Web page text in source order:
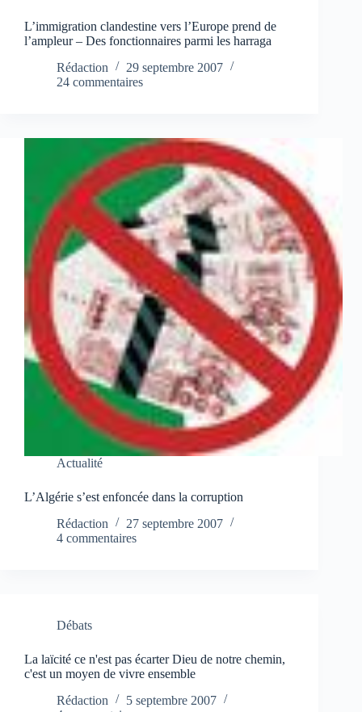
L’immigration clandestine vers l’Europe prend de
l’ampleur – Des fonctionnaires parmi les harraga
Rédaction
29 septembre 2007
24 commentaires
Actualité
L’Algérie s’est enfoncée dans la corruption
Rédaction
27 septembre 2007
4 commentaires
Débats
La laïcité ce n'est pas écarter Dieu de notre chemin,
c'est un moyen de vivre ensemble
Rédaction
5 septembre 2007